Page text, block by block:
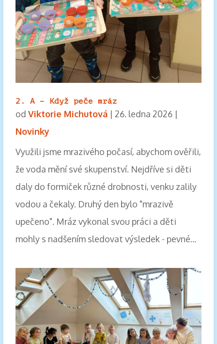
2. A – Když peče mráz
od Viktorie Michutová| 26. ledna 2026|
Novinky
Využili jsme mrazivého počasí, abychom ověřili,
že voda mění své skupenství. Nejdříve si děti
daly do formiček různé drobnosti, venku zalily
vodou a čekaly. Druhý den bylo "mrazivě
upečeno". Mráz vykonal svou práci a děti
mohly s nadšením sledovat výsledek - pevné...